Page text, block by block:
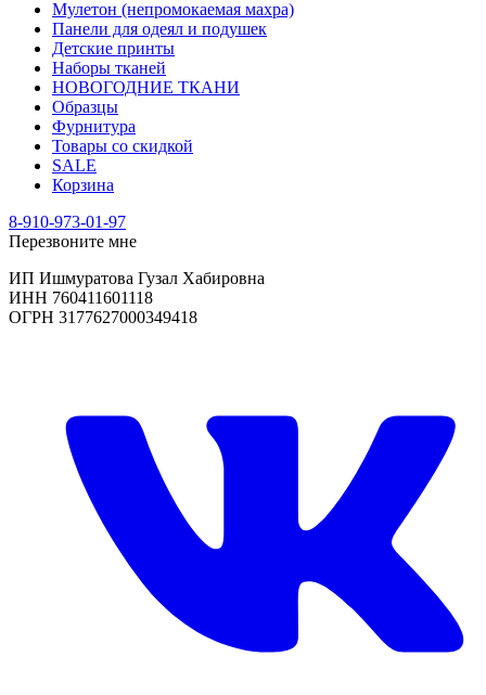
Мулетон (непромокаемая махра)
Панели для одеял и подушек
Детские принты
Наборы тканей
НОВОГОДНИЕ ТКАНИ
Образцы
Фурнитура
Товары со скидкой
SALE
Корзина
8-910-973-01-97
Перезвоните мне
ИП Ишмуратова Гузал Хабировна
ИНН 760411601118
ОГРН 3177627000349418